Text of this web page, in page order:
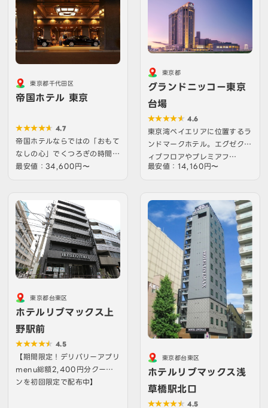
東京都千代田区
帝国ホテル 東京
4.7
帝国ホテルならではの「おもて
なしの心」でくつろぎの時間を
お約束いたします。
最安値：34,600円〜
東京都
グランドニッコー東京
台場
4.6
東京湾ベイエリアに位置するラ
ンドマークホテル。エグゼクテ
ィブフロアやプレミアフ…
最安値：14,160円〜
東京都台東区
ホテルリブマックス上
野駅前
4.5
【期間限定！デリバリーアプリ
menu総額2,400円分クーポ
ンを初回限定で配布中】
東京都台東区
ホテルリブマックス浅
草橋駅北口
4.5